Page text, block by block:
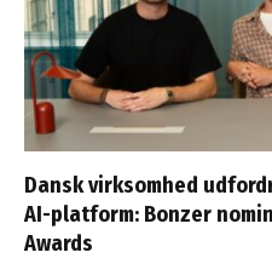
Dansk virksomhed
AI-platform: Bonzer
Awards